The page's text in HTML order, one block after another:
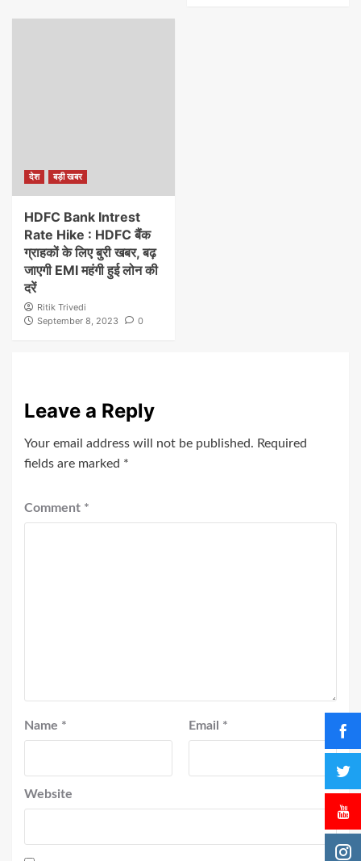
देश बड़ी खबर
HDFC Bank Intrest
Rate Hike : HDFC बैंक
ग्राहकों के लिए बुरी खबर, बढ़
जाएगी EMI महंगी हुई लोन की
दरें
Ritik Trivedi
September 8, 2023
0
Leave a Reply
Your email address will not be published. Required
fields are marked *
Comment *
Name * Email *
Website